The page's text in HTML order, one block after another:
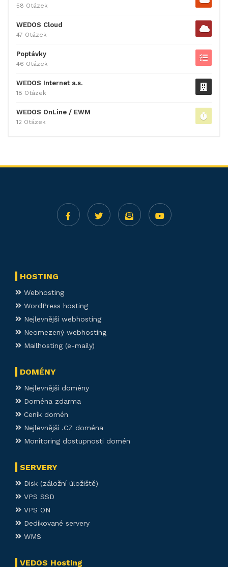
58 Otázek
WEDOS Cloud
47 Otázek
Poptávky
46 Otázek
WEDOS Internet a.s.
18 Otázek
WEDOS OnLine / EWM
12 Otázek
HOSTING
Webhosting
WordPress hosting
Nejlevnější webhosting
Neomezený webhosting
Mailhosting (e-maily)
DOMÉNY
Nejlevnější domény
Doména zdarma
Ceník domén
Nejlevnější .CZ doména
Monitoring dostupnosti domén
SERVERY
Disk (záložní úložiště)
VPS SSD
VPS ON
Dedikované servery
WMS
VEDOS Hosting